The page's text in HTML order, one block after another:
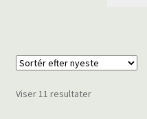
Viser 11 resultaterSorteret